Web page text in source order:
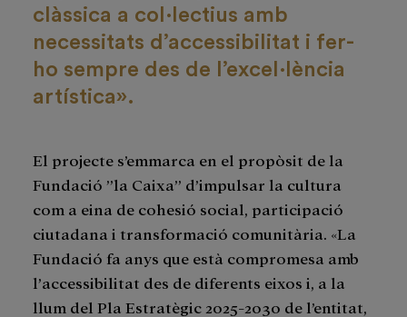
clàssica a col·lectius amb
necessitats d’accessibilitat i fer-
ho sempre des de l’excel·lència
artística».
El projecte s’emmarca en el propòsit de la
Fundació ”la Caixa” d’impulsar la cultura
com a eina de cohesió social, participació
ciutadana i transformació comunitària. «La
Fundació fa anys que està compromesa amb
l’accessibilitat des de diferents eixos i, a la
llum del Pla Estratègic 2025-2030 de l’entitat,